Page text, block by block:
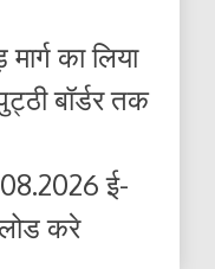
का लिया
बॉर्डर तक
ई-
करे